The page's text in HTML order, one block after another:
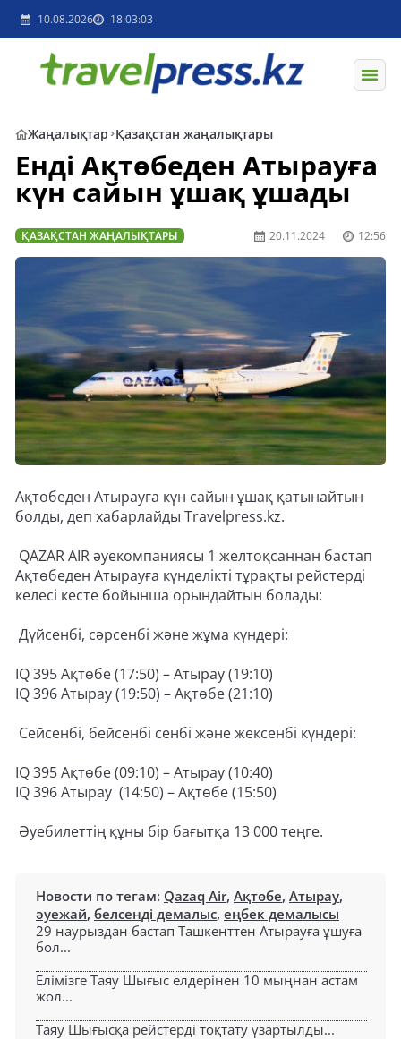
10.08.2026 18:03:03
Жаңалықтар Қазақстан жаңалықтары
Енді Ақтөбеден Атырауға
күн сайын ұшақ ұшады
ҚАЗАҚСТАН ЖАҢАЛЫҚТАРЫ 20.11.2024 12:56
Ақтөбеден Атырауға күн сайын ұшақ қатынайтын
болды, деп хабарлайды Travelpress.kz.
QAZAR AIR әуекомпаниясы 1 желтоқсаннан бастап
Ақтөбеден Атырауға күнделікті тұрақты рейстерді
келесі кесте бойынша орындайтын болады:
Дүйсенбі, сәрсенбі және жұма күндері:
IQ 395 Ақтөбе (17:50) – Атырау (19:10)
IQ 396 Атырау (19:50) – Ақтөбе (21:10)
Сейсенбі, бейсенбі сенбі және жексенбі күндері:
IQ 395 Ақтөбе (09:10) – Атырау (10:40)
IQ 396 Атырау (14:50) – Ақтөбе (15:50)
Әуебилеттің құны бір бағытқа 13 000 теңге.
Новости по тегам: Qazaq Air, Ақтөбе, Атырау,
әуежай, белсенді демалыс, еңбек демалысы
29 наурыздан бастап Ташкенттен Атырауға ұшуға
бол...
Елімізге Таяу Шығыс елдерінен 10 мыңнан астам
жол...
Таяу Шығысқа рейстерді тоқтату ұзартылды...